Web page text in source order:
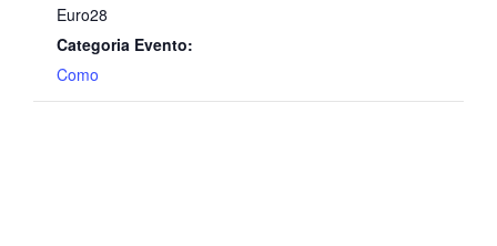
Euro28
Categoria Evento:
Como